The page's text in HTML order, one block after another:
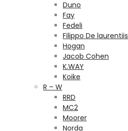
Duno
Fay
Fedeli
Filippo De laurentiis
Hogan
Jacob Cohen
K.WAY
Koike
R – W
RRD
MC2
Moorer
Norda